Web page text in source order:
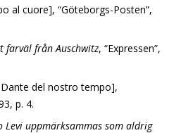
al cuore], “Göteborgs-Posten”,
farväl från Auschwitz, “Expressen”,
del nostro tempo],
p. 4.
Levi uppmärksammas som aldrig